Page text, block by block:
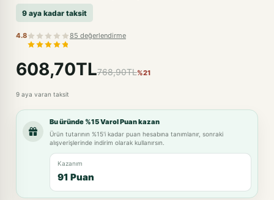
9 aya kadar taksit
4.8 85 değerlendirme
608,70TL768,90TL%21
9 aya varan taksit
Bu üründe %15 Varol Puan kazan
Ürün tutarının %15'i kadar puan hesabına tanımlanır, sonraki
alışverişlerinde indirim olarak kullanırsın.
Kazanım
91 Puan